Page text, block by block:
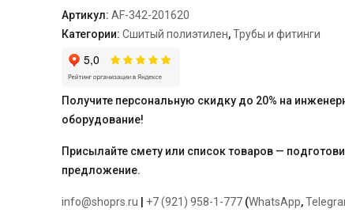
ARROWHEAD
20x1/2"x20
Артикул: AF-342-201620
Категории: Сшитый полиэтилен,Трубы и фитинги
Получите персональную скидку до 20% на
оборудование!
Присылайте смету или список товаров —
предложение.
info@shoprs.ru +7 (921) 958-1-777 (WhatsApp,